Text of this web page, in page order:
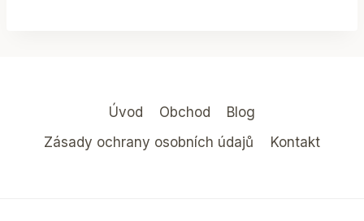
Úvod Obchod
Blog
Zásady ochrany osobních údajů
Kontakt